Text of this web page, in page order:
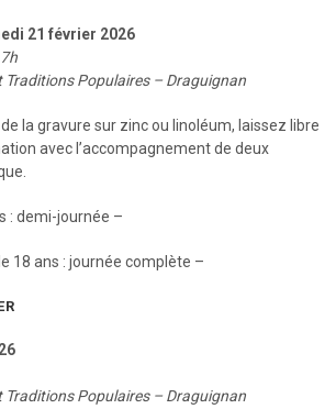
21 février 2026
Traditions Populaires – Draguignan
la gravure sur zinc ou linoléum, laissez libre
avec l’accompagnement de deux
: demi-journée –
18 ans : journée complète –
Traditions Populaires – Draguignan